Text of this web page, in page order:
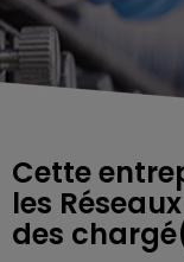
Cette
les
des